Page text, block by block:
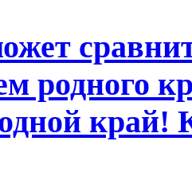
родного
край!